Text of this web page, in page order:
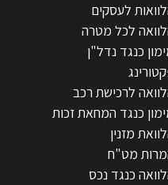
לעסקים
לכל מטרה
כנגד נדל"ן
לרכישת רכב
כנגד המחאת זכות
מזנין
מט"ח
כנגד נכס